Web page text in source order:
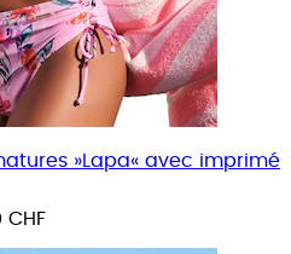
»Lapa« avec imprimé
CHF